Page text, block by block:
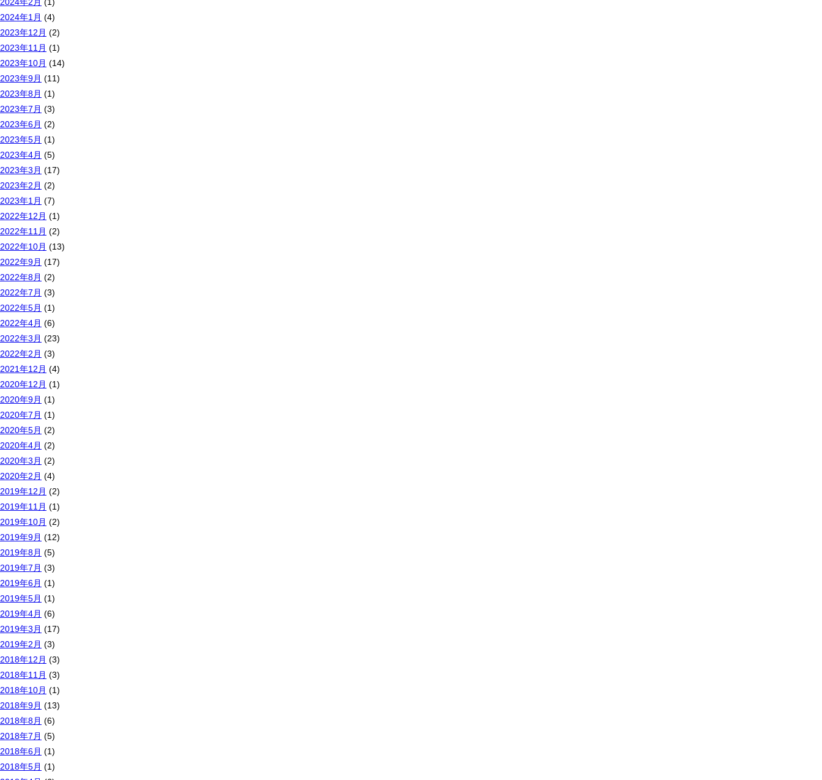
2024年1月 (4)
2023年12月 (2)
2023年11月 (1)
2023年10月 (14)
2023年9月 (11)
2023年8月 (1)
2023年7月 (3)
2023年6月 (2)
2023年5月 (1)
2023年4月 (5)
2023年3月 (17)
2023年2月 (2)
2023年1月 (7)
2022年12月 (1)
2022年11月 (2)
2022年10月 (13)
2022年9月 (17)
2022年8月 (2)
2022年7月 (3)
2022年5月 (1)
2022年4月 (6)
2022年3月 (23)
2022年2月 (3)
2021年12月 (4)
2020年12月 (1)
2020年9月 (1)
2020年7月 (1)
2020年5月 (2)
2020年4月 (2)
2020年3月 (2)
2020年2月 (4)
2019年12月 (2)
2019年11月 (1)
2019年10月 (2)
2019年9月 (12)
2019年8月 (5)
2019年7月 (3)
2019年6月 (1)
2019年5月 (1)
2019年4月 (6)
2019年3月 (17)
2019年2月 (3)
2018年12月 (3)
2018年11月 (3)
2018年10月 (1)
2018年9月 (13)
2018年8月 (6)
2018年7月 (5)
2018年6月 (1)
2018年5月 (1)